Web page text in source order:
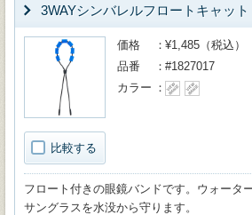
3WAYシンバレルフロートキャット
比較する
価格
¥1,485（税込）
品番
#1827017
カラー
フロート付きの眼鏡バンドです。ウォータ
サングラスを水没から守ります。